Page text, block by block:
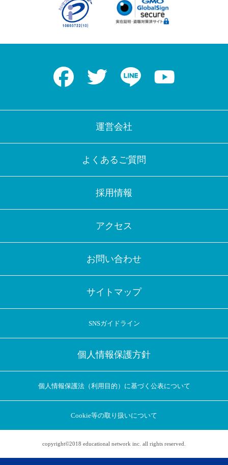
アプリに切り替えてみませんか
Facebook Twitter LINE
運営会社
よくあるご質問
採用情報
アクセス
お問い合わせ
サイトマップ
SNSガイドライン
個人情報保護方針
個人情報保護法（利用目的）に基づく公表について
Cookie等の取り扱いについて
copyright©2018 educational network inc. all rights reserved.